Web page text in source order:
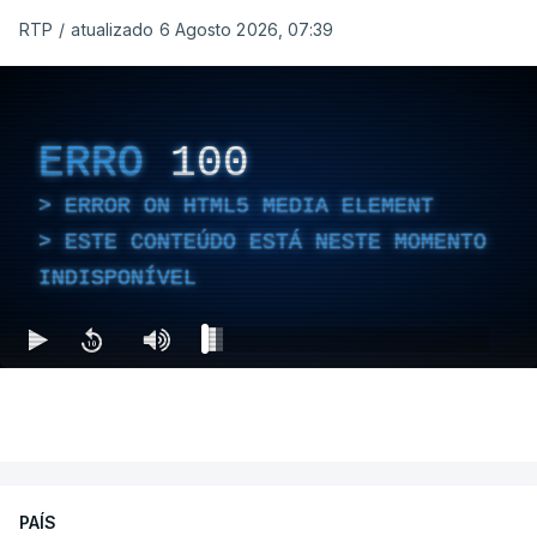
RTP / atualizado 6 Agosto 2026, 07:39
ERRO 100
ERROR ON HTML5 MEDIA ELEMENT
ESTE CONTEÚDO ESTÁ NESTE MOMENTO
INDISPONÍVEL
PAÍS